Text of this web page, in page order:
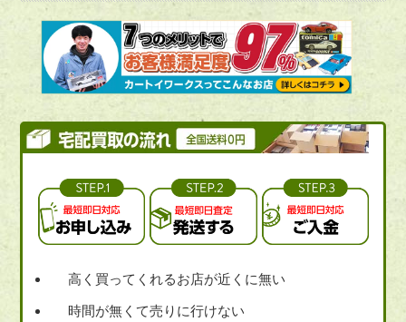
高く買ってくれるお店が近くに無い
時間が無くて売りに行けない